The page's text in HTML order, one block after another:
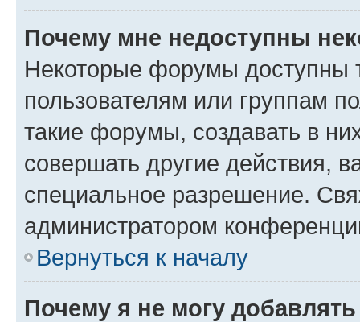
Почему мне недоступны
Некоторые форумы доступны
пользователям или группам
такие форумы, создавать в
совершать другие действия,
специальное разрешение.
администратором
Вернуться к началу
Почему я не могу